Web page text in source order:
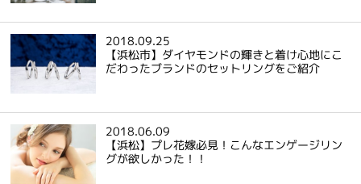
2018.09.25
【浜松市】ダイヤモンドの輝きと着け心地にこ
だわったブランドのセットリングをご紹介
2018.06.09
【浜松】プレ花嫁必見！こんなエンゲージリン
グが欲しかった！！